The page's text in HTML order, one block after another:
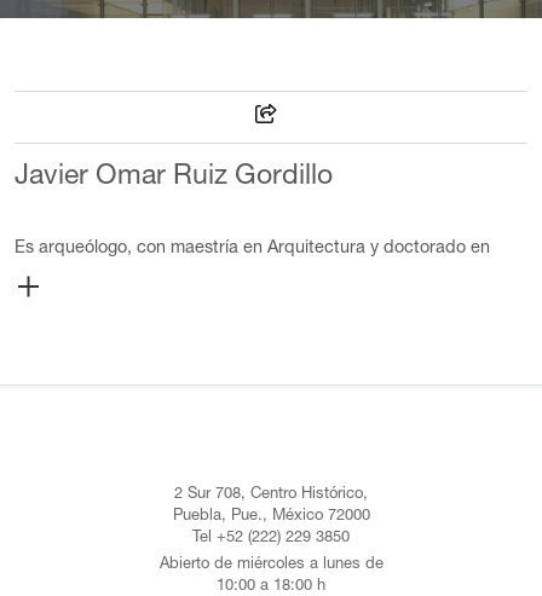
Javier Omar Ruiz Gordillo
Es arqueólogo, con maestría en Arquitectura y doctorado en
Historia. Ha realizado proyectos de investigación, conservación,
protección y difusión para el Instituto Nacional de Antropología e
Veracruzano de Investigación Científica y Desarrollo Tecnológico,
y del Consejo Nacional de Ciencia y Tecnología. Ha escrito
diecisiete libros sobre arqueología, historia, cuento, poesía y
novela, es coautor de capítulos de libros, y ha publicado más de
2 Sur 708, Centro Histórico,
Puebla, Pue., México 72000
Tel +52 (222) 229 3850
Abierto de miércoles a lunes de
10:00 a 18:00 h